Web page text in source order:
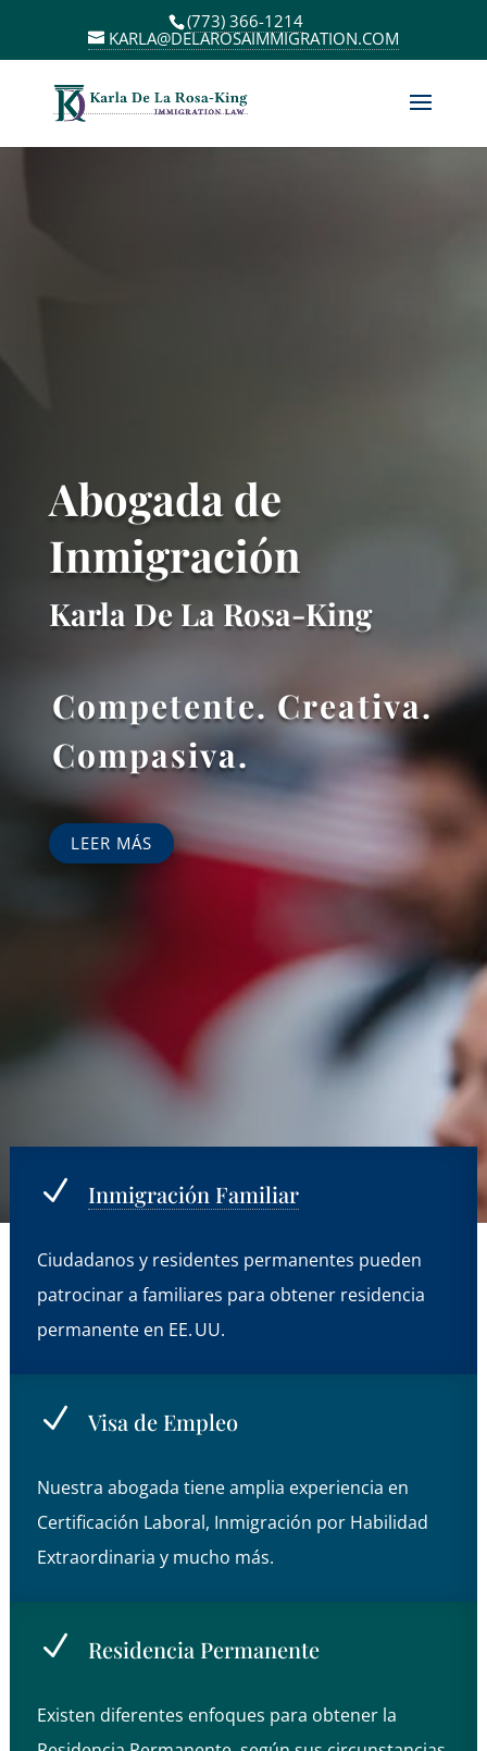
(773) 366-1214
KARLA@DELAROSAIMMIGRATION.COM
Abogada de
Inmigración
Karla De La Rosa-King
Competente. Creativa.
Compasiva.
LEER MÁS
N Inmigración Familiar
Ciudadanos y residentes permanentes pueden
patrocinar a familiares para obtener residencia
permanente en EE. UU.
N Visa de Empleo
Nuestra abogada tiene amplia experiencia en
Certificación Laboral, Inmigración por Habilidad
Extraordinaria y mucho más.
N Residencia Permanente
Existen diferentes enfoques para obtener la